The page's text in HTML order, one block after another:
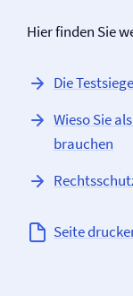
Hier finden Sie
Die
Wieso Sie
brauchen
Seite